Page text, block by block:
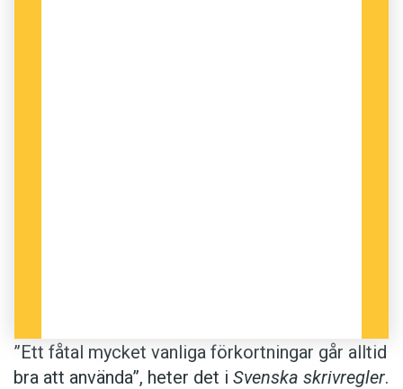
”Ett fåtal mycket vanliga förkortningar går alltid
bra att använda”, heter det i Svenska skrivregler.